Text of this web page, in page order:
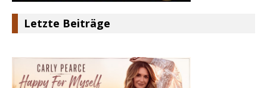
Letzte Beiträge